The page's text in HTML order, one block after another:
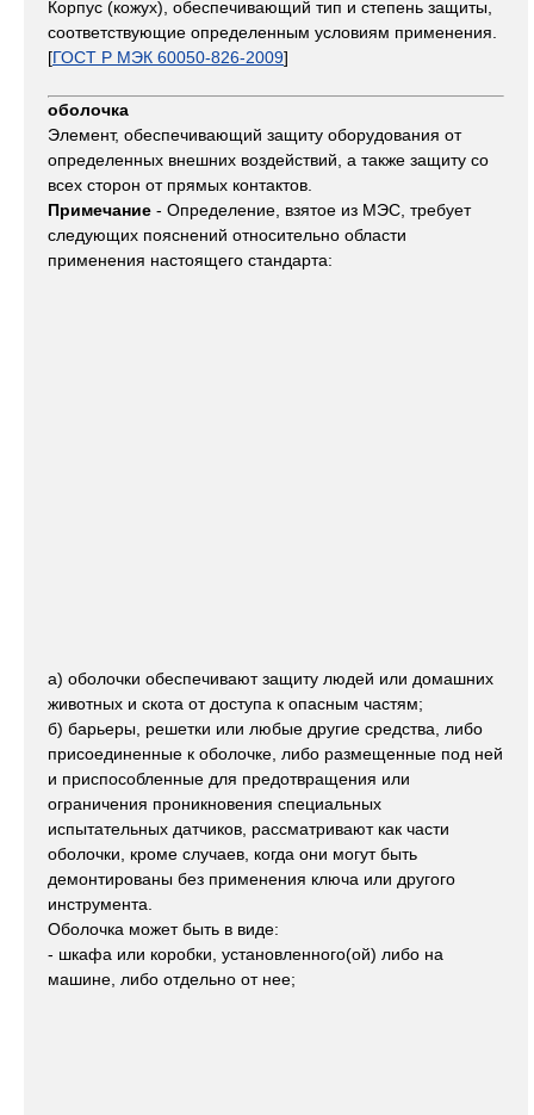
Корпус (кожух), обеспечивающий тип и степень защиты,
соответствующие определенным условиям применения.
[ГОСТ Р МЭК 60050-826-2009]
оболочка
Элемент, обеспечивающий защиту оборудования от
определенных внешних воздействий, а также защиту со
всех сторон от прямых контактов.
Примечание - Определение, взятое из МЭС, требует
следующих пояснений относительно области
применения настоящего стандарта:
а) оболочки обеспечивают защиту людей или домашних
животных и скота от доступа к опасным частям;
б) барьеры, решетки или любые другие средства, либо
присоединенные к оболочке, либо размещенные под ней
и приспособленные для предотвращения или
ограничения проникновения специальных
испытательных датчиков, рассматривают как части
оболочки, кроме случаев, когда они могут быть
демонтированы без применения ключа или другого
инструмента.
Оболочка может быть в виде:
- шкафа или коробки, установленного(ой) либо на
машине, либо отдельно от нее;